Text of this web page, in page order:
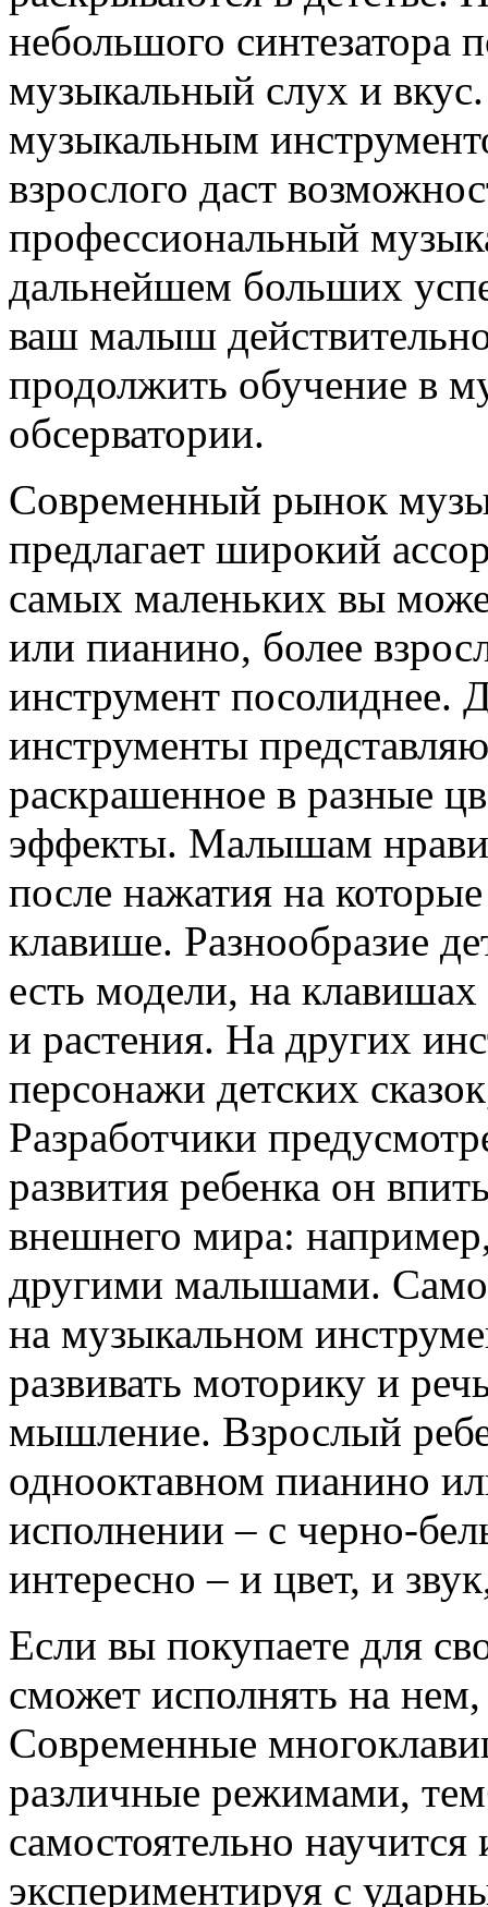
небольшого синтезатора
музыкальный слух и
музыкальным
взрослого даст
профессиональный
дальнейшем больших
ваш малыш действительно
продолжить обучение в
обсерватории.
Современный рынок
предлагает широкий
самых маленьких вы
или пианино, более
инструмент посолиднее.
инструменты
раскрашенное в разные
эффекты. Малышам
после нажатия на
клавише. Разнообразие
есть модели, на
и растения. На других
персонажи детских
Разработчики
развития ребенка он
внешнего мира:
другими малышами.
на музыкальном
развивать моторику и
мышление. Взрослый
однооктавном пианино
исполнении – с черно-
интересно – и цвет, и
Если вы покупаете для
сможет исполнять на
Современные
различные режимами,
самостоятельно
экспериментируя с